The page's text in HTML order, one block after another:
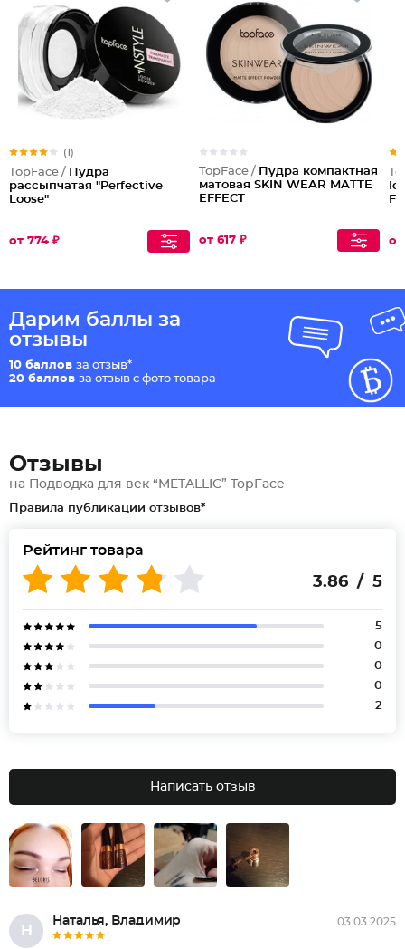
(1)
TopFace / Пудра
рассыпчатая "Perfective
Loose"
от 774 ₽
TopFace / Пудра компактная
матовая SKIN WEAR MATTE
EFFECT
от 617 ₽ от
Дарим баллы за
отзывы
10 баллов за отзыв*
20 баллов за отзыв с фото товара
Отзывы
на Подводка для век “METALLIC” TopFace
Правила публикации отзывов*
Рейтинг товара
3.86 / 5
5
0
0
0
2
Написать отзыв
Н
Наталья, Владимир 03.03.2025